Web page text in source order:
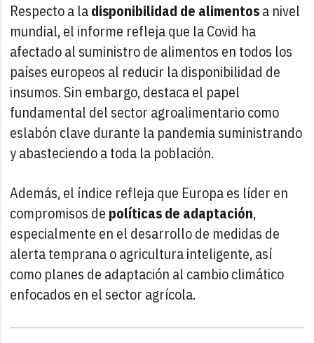
Respecto a ladisponibilidad de alimentosa nivel
mundial, el informe refleja que la Covid ha
afectado al suministro de alimentos en todos los
países europeos al reducir la disponibilidad de
insumos. Sin embargo, destaca el papel
fundamental del sector agroalimentario como
eslabón clave durante la pandemia suministrando
y abasteciendo a toda la población.
Además, el índice refleja que Europa es líder en
compromisos de políticas de adaptación,
especialmente en el desarrollo de medidas de
alerta temprana o agricultura inteligente, así
como planes de adaptación al cambio climático
enfocados en el sector agrícola.